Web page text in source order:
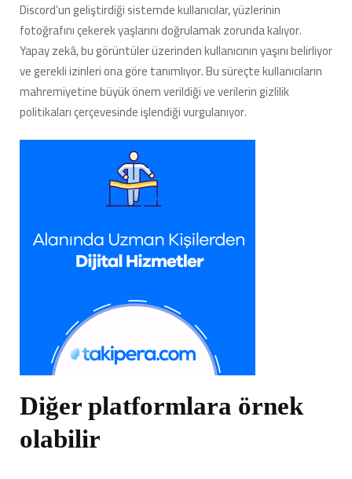
Discord’un geliştirdiği sistemde kullanıcılar, yüzlerinin
fotoğrafını çekerek yaşlarını doğrulamak zorunda kalıyor.
Yapay zekâ, bu görüntüler üzerinden kullanıcının yaşını belirliyor
ve gerekli izinleri ona göre tanımlıyor. Bu süreçte kullanıcıların
mahremiyetine büyük önem verildiği ve verilerin gizlilik
politikaları çerçevesinde işlendiği vurgulanıyor.
Diğer platformlara örnek
olabilir